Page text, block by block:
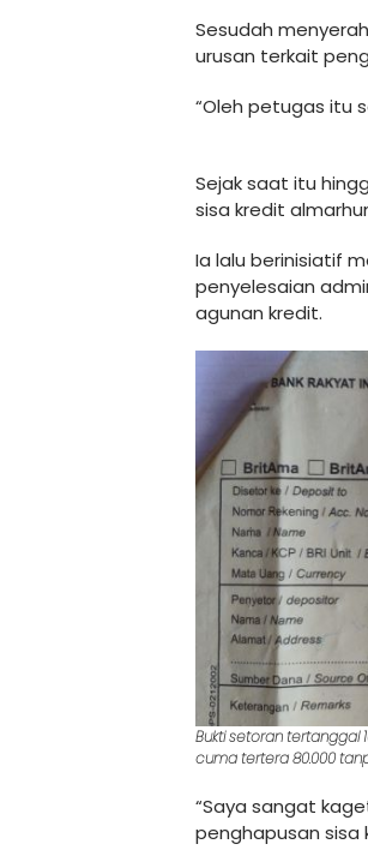
Sesudah
urusan terkait
“Oleh petugas itu
Sejak saat itu
sisa kredit
Ia lalu berinisiatif
penyelesaian
agunan kredit.
Bukti setoran tertanggal
cuma tertera 80.000
“Saya sangat
penghapusan sisa